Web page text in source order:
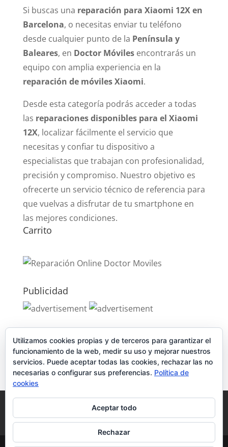
Si buscas una reparación para Xiaomi 12X en
Barcelona, o necesitas enviar tu teléfono
desde cualquier punto de la Península y
Baleares, en Doctor Móvilesencontrarás un
equipo con amplia experiencia en la
reparación de móviles Xiaomi.
Desde esta categoría podrás acceder a todas
las reparaciones disponibles para el Xiaomi
12X, localizar fácilmente el servicio que
necesitas y confiar tu dispositivo a
especialistas que trabajan con profesionalidad,
precisión y compromiso. Nuestro objetivo es
ofrecerte un servicio técnico de referencia para
que vuelvas a disfrutar de tu smartphone en
las mejores condiciones.
Carrito
Publicidad
Publicidad
Condiciones y Privacidad
Contacto
Tienda Carrito Mi cuenta
Utilizamos cookies propias y de terceros para garantizar el
funcionamiento de la web, medir su uso y mejorar nuestros
servicios. Puede aceptar todas las cookies, rechazar las no
necesarias o configurar sus preferencias. Política de
cookies
Aceptar todo
Rechazar